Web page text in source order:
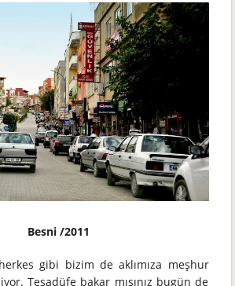
Besni /2011
gibi bizim de aklımıza meşhur
Tesadüfe bakar mısınız bugün de